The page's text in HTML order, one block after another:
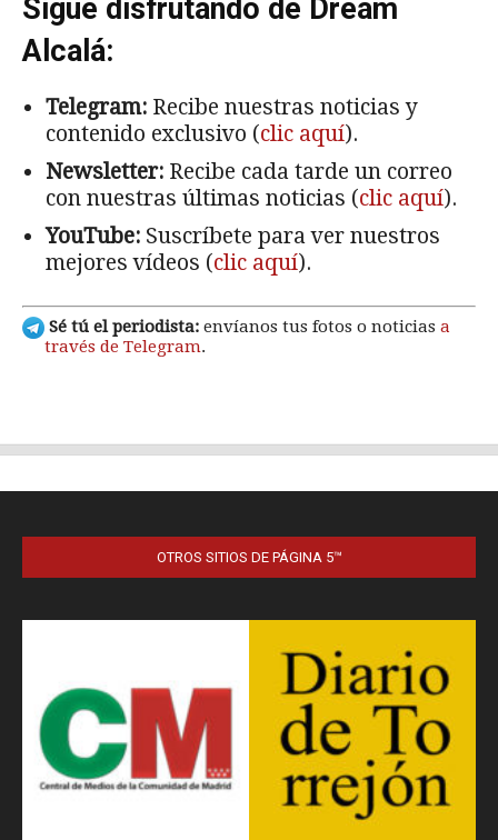
OTROS SITIOS DE PÁGINA 5™